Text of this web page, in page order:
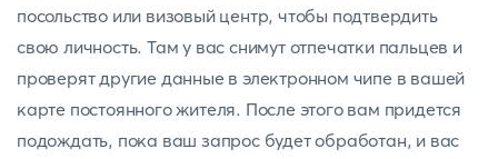
посольство или визовый центр, чтобы подтвердить
свою личность. Там у вас снимут отпечатки пальцев и
проверят другие данные в электронном чипе в вашей
карте постоянного жителя. После этого вам придется
подождать, пока ваш запрос будет обработан, и вас